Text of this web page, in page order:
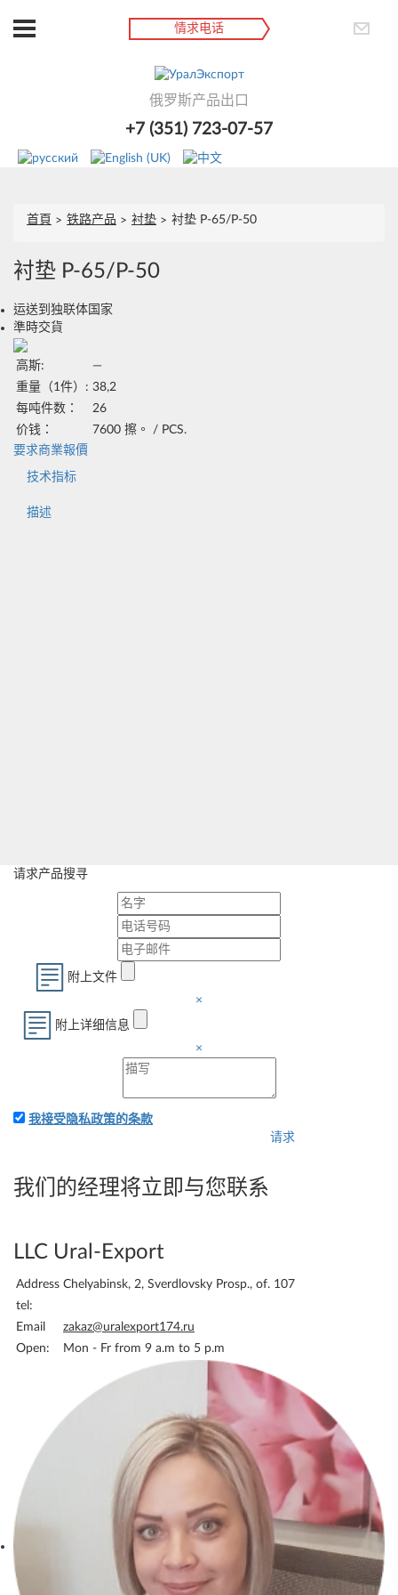
情求电话
俄罗斯产品出口
+7 (351) 723-07-57
首頁 铁路产品 衬垫 衬垫 Р-65/Р-50
衬垫 Р-65/Р-50
运送到独联体国家
準時交貨
高斯:
—
重量（1件）: 38,2
每吨件数：
26
价钱：
7600 擦。 / PCS.
要求商業報價
技术指标
描述
请求产品搜寻
附上文件
×
附上详细信息
×
我接受隐私政策的条款
请求
我们的经理将立即与您联系
LLC Ural-Export
Address Chelyabinsk, 2, Sverdlovsky Prosp., of. 107
tel:
Email
zakaz@uralexport174.ru
Open:
Mon - Fr from 9 a.m to 5 p.m